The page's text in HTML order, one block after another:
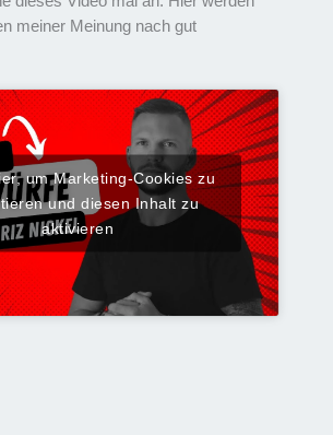
meiner Meinung nach gut
um Marketing-Cookies zu
und diesen Inhalt zu
aktivieren